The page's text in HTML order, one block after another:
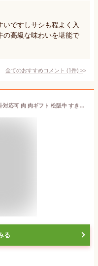
ですしサシも程よく入
の高級な味わいを堪能で
全てのおすすめコメント (1件) >
あす楽対応！【ランキング1位】熨斗対応可 肉 肉ギフト 松阪牛 すき焼き A5等級 国産 和牛 霜降りロース 600g 黒毛和牛 冷凍便 風呂敷 | ロース 牛肉 リブロース ギフト プレゼント a5 高級 贈り物 国産牛 サーロイン 肉 お肉 贈答 すきやき
る